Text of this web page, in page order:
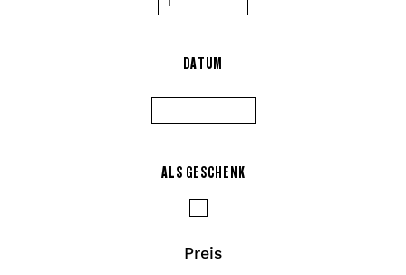
DATUM
ALS GESCHENK
Preis